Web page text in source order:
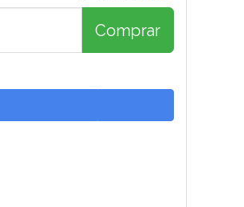
Comprar